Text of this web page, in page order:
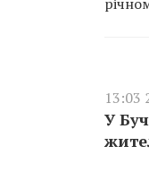
13:03
У